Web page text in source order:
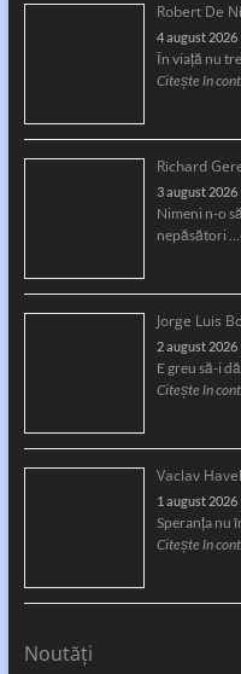
Robert De
4 august 2026
În viață nu
Citește în
Richard
3 august 2026
Nimeni n-o
nepăsători …
Jorge Luis
2 august 2026
E greu să-i
Citește în
Vaclav
1 august 2026
Speranţa nu
Citește în
Noutăți